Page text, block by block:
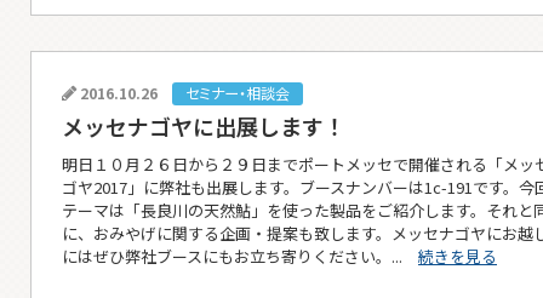
2016.10.26 セミナー・相談会
メッセナゴヤに出展します！
明日１０月２６日から２９日までポートメッセで開催される「メッ
ゴヤ2017」に弊社も出展します。ブースナンバーは1c-191です。今
テーマは「長良川の天然鮎」を使った製品をご紹介します。それと
に、おみやげに関する企画・提案も致します。メッセナゴヤにお越
にはぜひ弊社ブースにもお立ち寄りください。... 続きを見る